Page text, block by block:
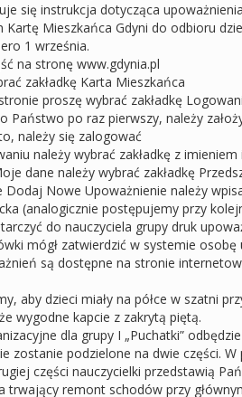
się instrukcja dotycząca
Kartę Mieszkańca Gdyni do odbioru
1 września.
na stronę www.gdynia.pl
zakładkę Karta Mieszkańca
proszę wybrać zakładkę
Państwo po raz pierwszy, należy
należy się zalogować
należy wybrać zakładkę z
dane należy wybrać zakładkę
Dodaj Nowe Upoważnienie należy
(analogicznie postępujemy przy
do nauczyciela grupy druk
mógł zatwierdzić w systemie
są dostępne na stronie
aby dzieci miały na półce w szatni
wygodne kapcie z zakrytą piętą.
dla grupy I „Puchatki”
zostanie podzielone na dwie części. W
części nauczycielki przedstawią
trwający remont schodów przy